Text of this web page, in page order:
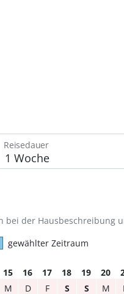
Reisedauer
bei der Hausbeschreibung
gewählter Zeitraum
15 16 17 18 19 20
M D F S S M